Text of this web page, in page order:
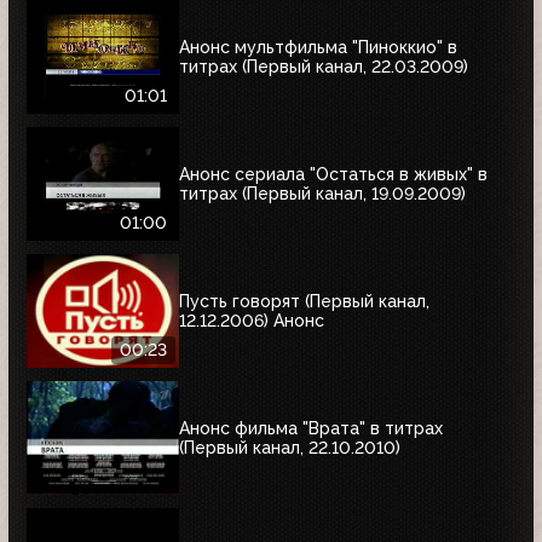
01:01
Анонс мультфильма "Пиноккио" в
титрах (Первый канал, 22.03.2009)
01:00
Анонс сериала "Остаться в живых" в
титрах (Первый канал, 19.09.2009)
00:23
Пусть говорят (Первый канал,
12.12.2006) Анонс
Анонс фильма "Врата" в титрах
(Первый канал, 22.10.2010)